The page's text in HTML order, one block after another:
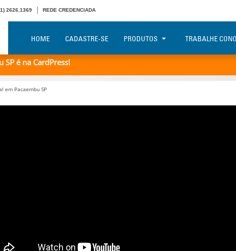
2626.1369 REDE CREDENCIADA
HOME CADASTRE-SE PRODUTOS TRABALHE
é na CardPress!
em Pacaembu SP